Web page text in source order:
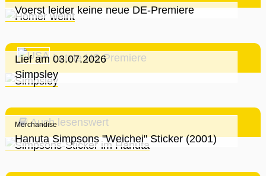
Voerst leider keine neue DE-Premiere
Letzte US-Premiere
Lief am 03.07.2026
Simpsley
Auch lesenswert
Merchandise
Hanuta Simpsons "Weichei" Sticker (2001)